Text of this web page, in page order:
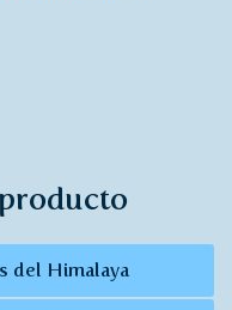
del Himalaya